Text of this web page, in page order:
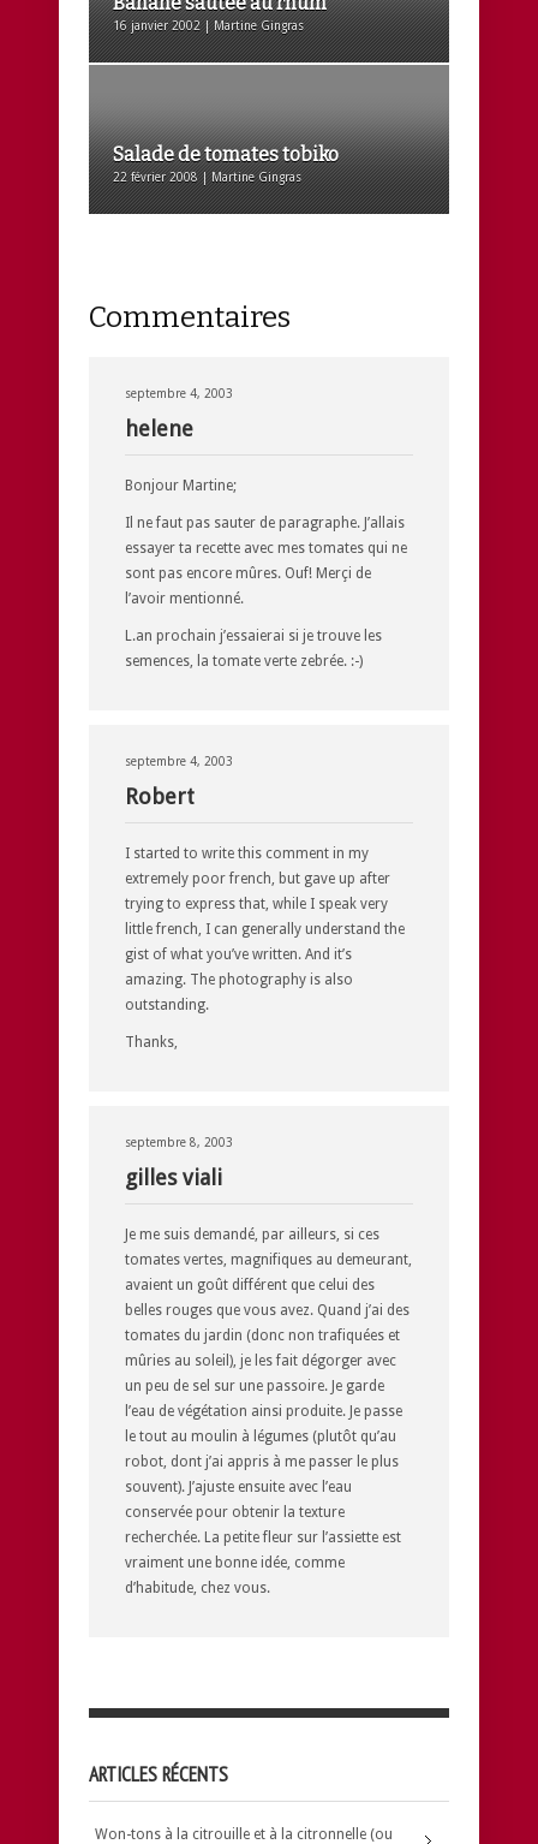
16 janvier 2002 | Martine Gingras
Salade de tomates tobiko
22 février 2008 | Martine Gingras
Commentaires
septembre 4, 2003
helene
Bonjour Martine;
Il ne faut pas sauter de paragraphe. J’allais
essayer ta recette avec mes tomates qui ne
sont pas encore mûres. Ouf! Merçi de
l’avoir mentionné.
L.an prochain j’essaierai si je trouve les
semences, la tomate verte zebrée. :-)
septembre 4, 2003
Robert
I started to write this comment in my
extremely poor french, but gave up after
trying to express that, while I speak very
little french, I can generally understand the
gist of what you’ve written. And it’s
amazing. The photography is also
outstanding.
Thanks,
septembre 8, 2003
gilles viali
Je me suis demandé, par ailleurs, si ces
tomates vertes, magnifiques au demeurant,
avaient un goût différent que celui des
belles rouges que vous avez. Quand j’ai des
tomates du jardin (donc non trafiquées et
mûries au soleil), je les fait dégorger avec
un peu de sel sur une passoire. Je garde
l’eau de végétation ainsi produite. Je passe
le tout au moulin à légumes (plutôt qu’au
robot, dont j’ai appris à me passer le plus
souvent). J’ajuste ensuite avec l’eau
conservée pour obtenir la texture
recherchée. La petite fleur sur l’assiette est
vraiment une bonne idée, comme
d’habitude, chez vous.
ARTICLES RÉCENTS
Won-tons à la citrouille et à la citronnelle (ou